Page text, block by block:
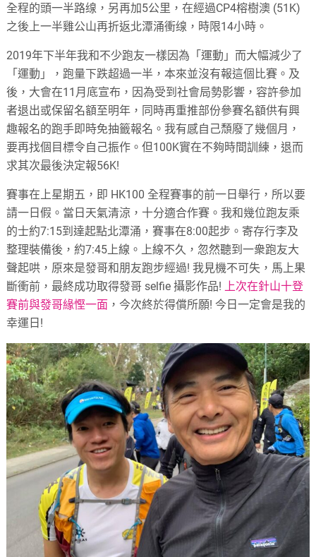
全程的頭一半路缐，另再加5公里，在經過CP4榕樹澳 (51K)
之後上一半雞公山再折返北潭涌衝缐，時限14小時。
2019年下半年我和不少跑友一樣因為「運動」而大幅減少了
「運動」，跑量下跌超過一半，本來並沒有報這個比賽。及
後，大會在11月底宣布，因為受到社會局勢影響，容許參加
者退出或保留名額至明年，同時再重推部份參賽名額供有興
趣報名的跑手即時免抽籤報名。我有感自己頹廢了幾個月，
要再找個目標令自己振作。但100K實在不夠時間訓練，退而
求其次最後決定報56K!
賽事在上星期五，即 HK100 全程賽事的前一日舉行，所以要
請一日假。當日天氣清涼，十分適合作賽。我和幾位跑友乘
的士約7:15到達起點北潭涌，賽事在8:00起步。寄存行李及
整理裝備後，約7:45上線。上線不久，忽然聽到一衆跑友大
聲起哄，原來是發哥和朋友跑步經過! 我見機不可失，馬上果
斷衝前，最終成功取得發哥 selfie 攝影作品! 上次在針山十登
賽前與發哥緣慳一面 ，今次終於得償所願! 今日一定會是我的
幸運日!